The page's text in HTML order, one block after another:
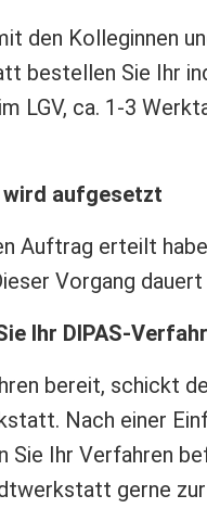
den Kolleginnen
bestellen Sie Ihr
LGV, ca. 1-3
wird aufgesetzt
Auftrag erteilt
Vorgang
Ihr DIPAS-
bereit, schickt
Nach einer
Sie Ihr Verfahren
gerne